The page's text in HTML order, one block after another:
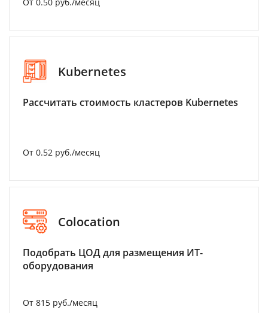
Kubernetes
Рассчитать стоимость кластеров Kubernetes
От 0.52 руб./месяц
Colocation
Подобрать ЦОД для размещения ИТ-
оборудования
От 815 руб./месяц